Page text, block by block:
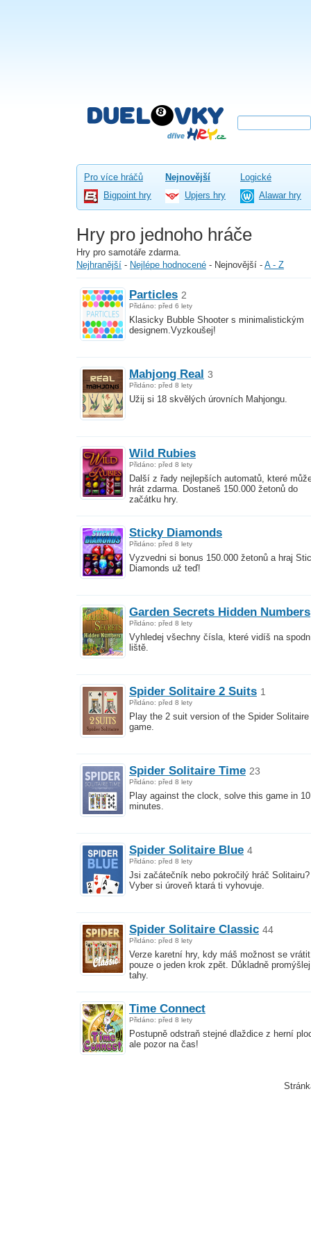
Pro více hráčů Nejnovější
Logické
Bigpoint hry
Upjers hry Alawar hry
Hry pro jednoho hráče
Hry pro samotáře zdarma.
Nejhranější - Nejlépe hodnocené - Nejnovější - A - Z
Particles 2
Přidáno: před 6 lety
Klasicky Bubble Shooter s minimalistickým
designem.Vyzkoušej!
Mahjong Real 3
Přidáno: před 8 lety
Užij si 18 skvělých úrovních Mahjongu.
Wild Rubies
Přidáno: před 8 lety
Další z řady nejlepších automatů, které
hrát zdarma. Dostaneš 150.000 žetonů do
začátku hry.
Sticky Diamonds
Přidáno: před 8 lety
Vyzvedni si bonus 150.000 žetonů a hraj
Diamonds už teď!
Garden Secrets Hidden Numbers
Přidáno: před 8 lety
Vyhledej všechny čísla, které vidíš na
liště.
Spider Solitaire 2 Suits 1
Přidáno: před 8 lety
Play the 2 suit version of the Spider Solitaire
game.
Spider Solitaire Time 23
Přidáno: před 8 lety
Play against the clock, solve this game in 10
minutes.
Spider Solitaire Blue 4
Přidáno: před 8 lety
Jsi začátečník nebo pokročilý hráč Solitairu?
Vyber si úroveň ktará ti vyhovuje.
Spider Solitaire Classic 44
Přidáno: před 8 lety
Verze karetní hry, kdy máš možnost se vrátit
pouze o jeden krok zpět. Důkladně
tahy.
Time Connect
Přidáno: před 8 lety
Postupně odstraň stejné dlaždice z herní
ale pozor na čas!